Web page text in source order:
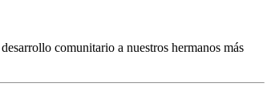
comunitario a nuestros hermanos más